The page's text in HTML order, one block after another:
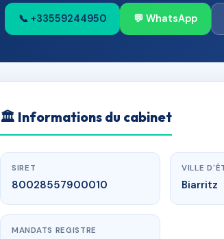
📞 +33559244950 💬 WhatsApp
🏛 Informations du cabinet
SIRET
80028557900010
VILLE
Biarritz
MANDATS REGISTRE